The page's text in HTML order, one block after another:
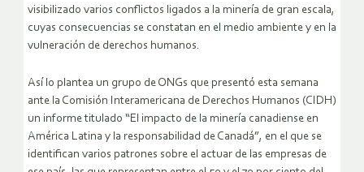
visibilizado varios conflictos ligados a la minería de gran escala,
cuyas consecuencias se constatan en el medio ambiente y en la
vulneración de derechos humanos.
Así lo plantea un grupo de ONGs que presentó esta semana
ante la Comisión Interamericana de Derechos Humanos (CIDH)
un informe titulado “El impacto de la minería canadiense en
América Latina y la responsabilidad de Canadá”, en el que se
identifican varios patrones sobre el actuar de las empresas de